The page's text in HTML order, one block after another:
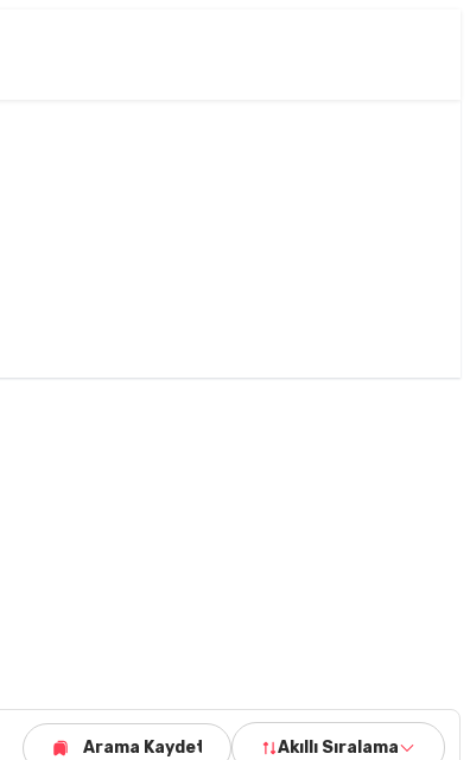
Arama Kaydet Akıllı Sıralama